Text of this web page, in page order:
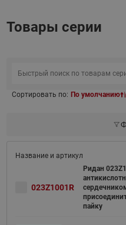
Товары серии
Сортировать по: По умолчанию
023Z1001R
Ридан
пайку